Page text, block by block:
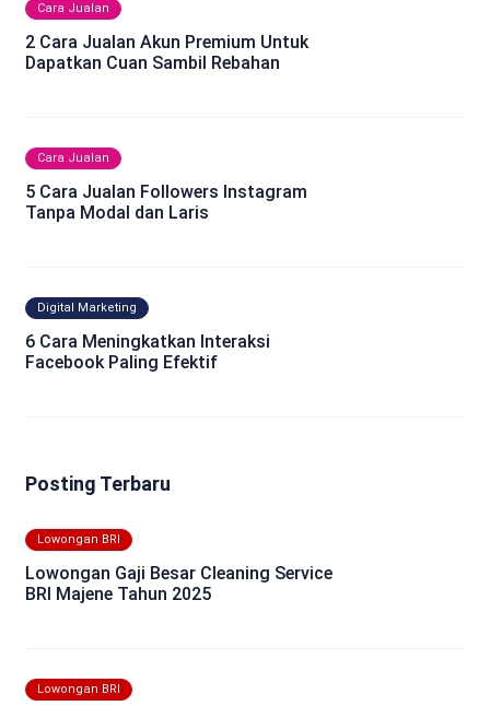
Cara Jualan
2 Cara Jualan Akun Premium Untuk
Dapatkan Cuan Sambil Rebahan
Cara Jualan
5 Cara Jualan Followers Instagram
Tanpa Modal dan Laris
Digital Marketing
6 Cara Meningkatkan Interaksi
Facebook Paling Efektif
Posting Terbaru
Lowongan BRI
Lowongan Gaji Besar Cleaning Service
BRI Majene Tahun 2025
Lowongan BRI